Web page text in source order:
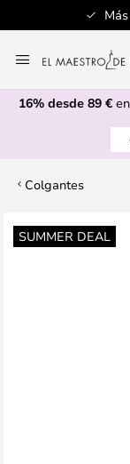
al
contenido
16% desde 89 €
Colgantes
SUMMER DEAL
Saltar
al